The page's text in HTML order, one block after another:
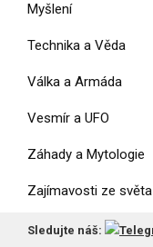
Myšlení
Technika a Věda
Válka a Armáda
Vesmír a UFO
Záhady a Mytologie
Zajímavosti ze světa
Životní styl a Sport
Sledujte náš: